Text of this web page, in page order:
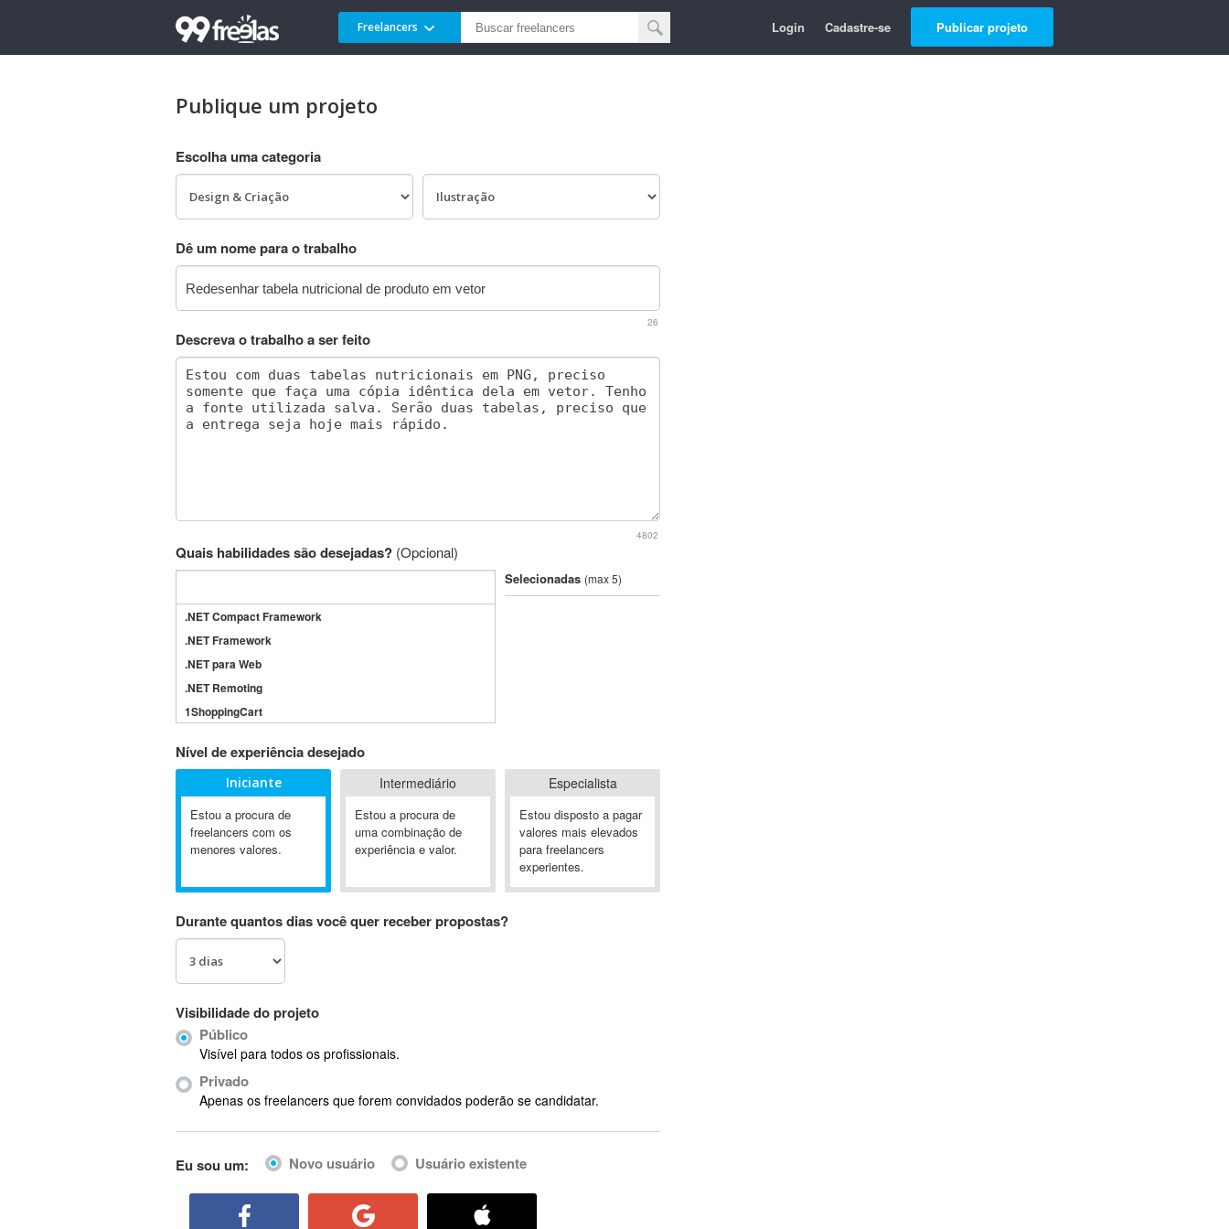
Freelancers Login Cadastre-se Publicar projeto
Publique um projeto
Escolha uma categoria
Dê um nome para o trabalho
26
Descreva o trabalho a ser feito
4802
Quais habilidades são desejadas? (Opcional)
.NET Compact Framework
.NET Framework
.NET para Web
.NET Remoting
1ShoppingCart
3GSM
4D Dimension
802.11
A&P
A-GPS
Ab Initio
ABIS
AbleCommerce
Ableton Live
Abstract Window Toolkit (AWT)
Selecionadas (max 5)
Nível de experiência desejado
Iniciante
Estou a procura de
freelancers com os
menores valores.
Intermediário
Estou a procura de
uma combinação de
experiência e valor.
Especialista
Estou disposto a pagar
valores mais elevados
para freelancers
experientes.
Durante quantos dias você quer receber propostas?
Visibilidade do projeto
Público
Visível para todos os profissionais.
Privado
Apenas os freelancers que forem convidados poderão se candidatar.
Eu sou um: Novo usuário Usuário existente